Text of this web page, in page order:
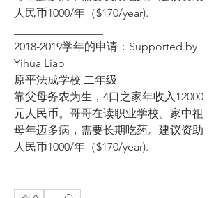
人民币1000/年（$170/year).
2018-2019学年的申请：Supported by
Yihua Liao
原平法成学校 二年级
靠父母务农为生，4口之家年收入12000
元人民币。哥哥在读职业学校。家中祖
母年迈多病，需要长期吃药。建议资助
人民币1000/年（$170/year).